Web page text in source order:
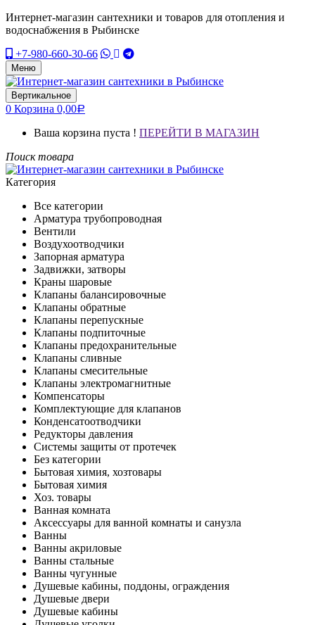
Интернет-магазин сантехники и товаров для отопления и
водоснабжения в Рыбинске
+7-980-660-30-66
Меню
Вертикальное
0 Корзина 0,00Р
Ваша корзина пуста ! ПЕРЕЙТИ В МАГАЗИН
Поиск товара
Категория
Все категории
Арматура трубопроводная
Вентили
Воздухоотводчики
Запорная арматура
Задвижки, затворы
Краны шаровые
Клапаны балансировочные
Клапаны обратные
Клапаны перепускные
Клапаны подпиточные
Клапаны предохранительные
Клапаны сливные
Клапаны смесительные
Клапаны электромагнитные
Компенсаторы
Комплектующие для клапанов
Конденсатоотводчики
Редукторы давления
Системы защиты от протечек
Без категории
Бытовая химия, хозтовары
Бытовая химия
Хоз. товары
Ванная комната
Аксессуары для ванной комнаты и санузла
Ванны
Ванны акриловые
Ванны стальные
Ванны чугунные
Душевые кабины, поддоны, ограждения
Душевые двери
Душевые кабины